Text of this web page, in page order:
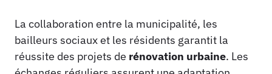
La collaboration entre la municipalité, les
bailleurs sociaux et les résidents garantit la
réussite des projets de rénovation urbaine. Les